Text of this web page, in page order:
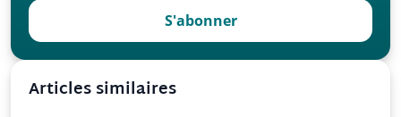
S'abonner
Articles similaires